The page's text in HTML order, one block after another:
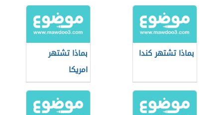
بماذا تشتهر كندا
بماذا تشتهر
امريكا